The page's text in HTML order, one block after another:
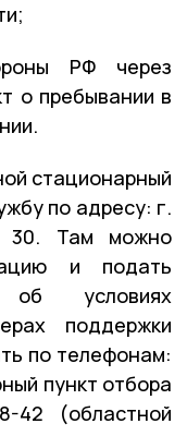
РФ через
о пребывании в
стационарный
по адресу: г.
30. Там можно
и подать
об условиях
поддержки
по телефонам:
пункт отбора
42 (областной